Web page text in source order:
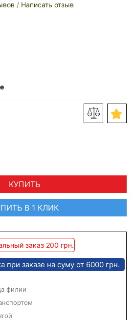
/ Написать отзыв
КУПИТЬ
В 1 КЛИК
заказ 200 грн.
при заказе на суму от 6000 грн.
филии